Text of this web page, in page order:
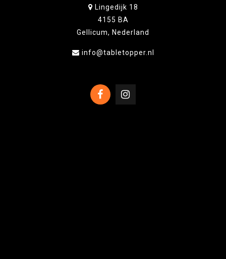
Lingedijk 18
4155 BA
Gellicum, Nederland
info@tabletopper.nl